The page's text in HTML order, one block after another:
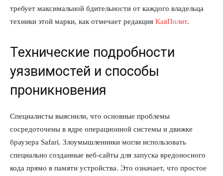
требует максимальной бдительности от каждого владельца
техники этой марки, как отмечает редакция КавПолит.
Технические подробности
уязвимостей и способы
проникновения
Специалисты выяснили, что основные проблемы
сосредоточены в ядре операционной системы и движке
браузера Safari. Злоумышленники могли использовать
специально созданные веб-сайты для запуска вредоносного
кода прямо в памяти устройства. Это означает, что простое